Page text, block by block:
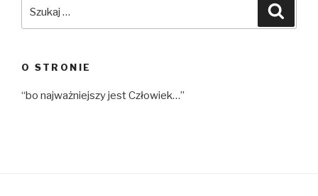
O STRONIE
“bo najważniejszy jest Człowiek…”